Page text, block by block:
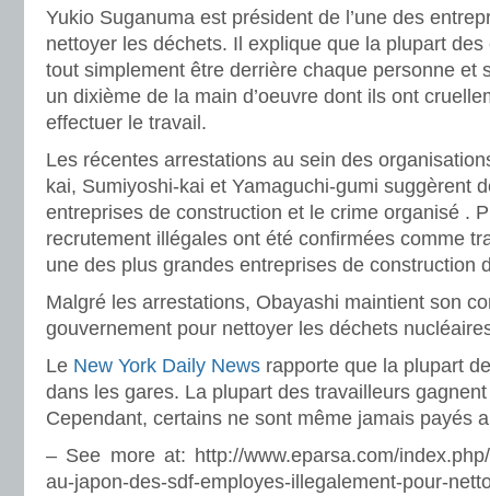
Yukio Suganuma est président de l’une des
nettoyer les déchets. Il explique que la plupart
tout simplement être derrière chaque personne et
un dixième de la main d’oeuvre dont ils ont
effectuer le travail.
Les récentes arrestations au sein des
kai, Sumiyoshi-kai et Yamaguchi-gumi suggèrent
entreprises de construction et le crime organisé .
recrutement illégales ont été confirmées comme
une des plus grandes entreprises de construction
Malgré les arrestations, Obayashi maintient son
gouvernement pour nettoyer les déchets
Le New York Daily News rapporte que la plupart
dans les gares. La plupart des travailleurs
Cependant, certains ne sont même jamais payés
– See more at: http://www.eparsa.com/
au-japon-des-sdf-employes-illegalement-pour-